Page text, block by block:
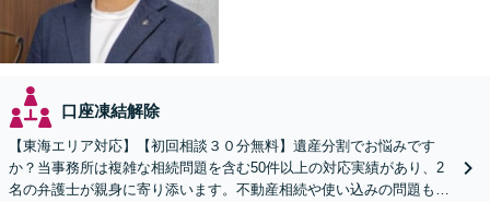
口座凍結解除
【東海エリア対応】【初回相談３０分無料】遺産分割でお悩みです
か？当事務所は複雑な相続問題を含む50件以上の対応実績があり、2
名の弁護士が親身に寄り添います。不動産相続や使い込みの問題も分